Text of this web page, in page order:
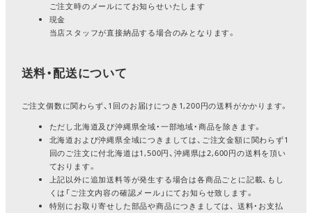
ご注文時のメールにてお知らせいたします
現金
当店スタッフが直接納品する場合のみとなります。
送料・配送について
ご注文個数に関わらず、1回のお届けにつき1,200円の送料がかかります。
ただし北海道及び沖縄県全域・一部地域・商品を除きます。
北海道および沖縄県全域につきましては、ご注文金額に関わらず1
回のご注文に付北海道は1,500円、沖縄県は2,600円の送料を頂い
ております。
上記以外に追加送料等が発生する場合は各商品ごとに記載、もし
くは「ご注文内容の確認メール」にてお知らせ致します。
特別にお取り寄せした部品や商品につきましては、 送料・お支払